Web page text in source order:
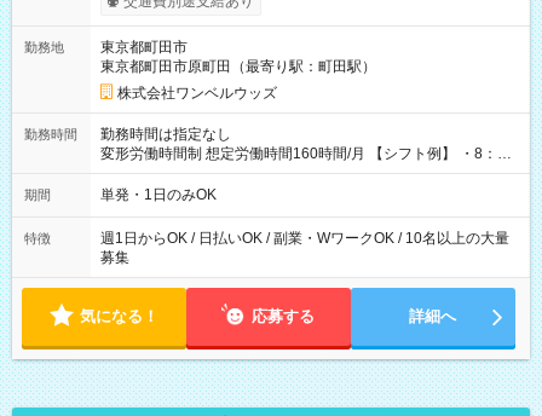
ンビニATMから 日払い分を引き落とせます！ 【試用期間】試
勤務地
東京都町田市
東京都町田市原町田（最寄り駅：町田駅）
株式会社ワンベルウッズ
勤務時間
勤務時間は指定なし
変形労働時間制 想定労働時間160時間/月 【シフト例】 ・8：00
～21：00
期間 単発・1日のみOK
特徴
週1日からOK / 日払いOK / 副業・WワークOK / 10名以上の大量
募集
気になる！ 応募する 詳細へ